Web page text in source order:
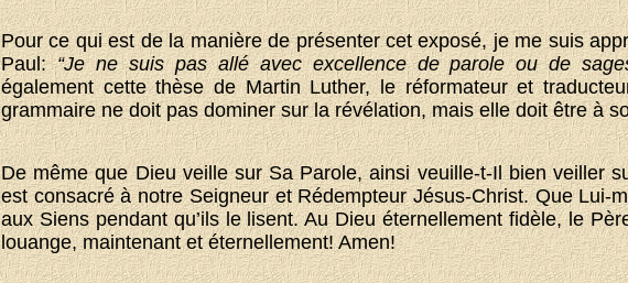
Pour ce qui est de la manière de présenter cet exposé, je me suis
Paul:“Je ne suis pas allé avec excellence de parole ou de
également cette thèse de Martin Luther, le réformateur et
grammaire ne doit pas dominer sur la révélation, mais elle doit être à
De même que Dieu veille sur Sa Parole, ainsi veuille-t-Il bien veiller
est consacré à notre Seigneur et Rédempteur Jésus-Christ. Que Lui-
aux Siens pendant qu’ils le lisent. Au Dieu éternellement fidèle, le
louange, maintenant et éternellement! Amen!